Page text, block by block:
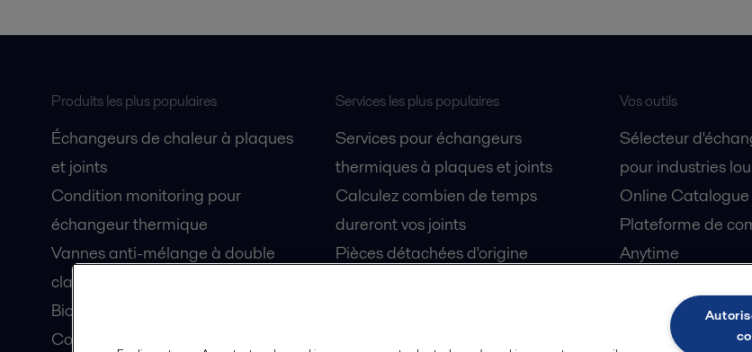
Produits les plus populaires
Échangeurs de chaleur à plaques
et joints
Condition monitoring pour
échangeur thermique
Vannes anti-mélange à double
clapet Unique Mixproof
Bioréacteurs à membranes MBR
Condition monitoring pour pompes
Services les plus populaires
Services pour échangeurs
thermiques à plaques et joints
Calculez combien de temps
dureront vos joints
Pièces détachées d'origine
Vos outils
Sélecteur
pour industries
Online Catalogue
Plateforme de
Anytime
centrifuge